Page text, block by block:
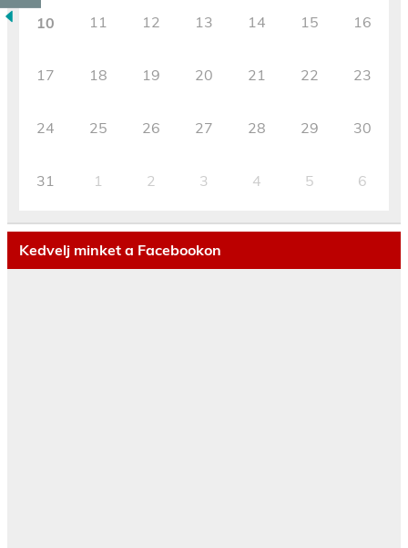
10 11 12 13 14 15 16
17 18 19 20 21 22 23
24 25 26 27 28 29 30
31 1 2 3 4 5 6
Kedvelj minket a Facebookon